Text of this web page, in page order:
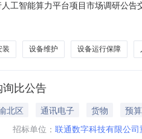
工智能算力平台项目市场调研公
4台及配套存储一台，GPGPU算
景，最终将选定1
装 设备维护 设备运行保障
比公告
北区 通讯电子 货物
预
招标单位： 联通数字科技有限公